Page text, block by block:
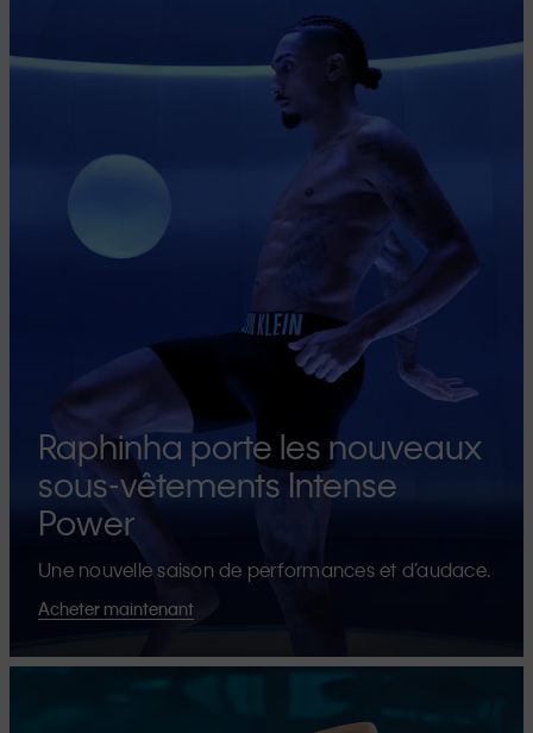
Raphinha porte les nouveaux
sous-vêtements Intense
Power
Une nouvelle saison de performances et d’audace.
Acheter maintenant